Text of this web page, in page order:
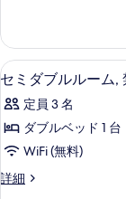
べ
て
の
写
真
を
表
細
喫
煙
可
(ダ
ブ
ル)
の
ル
ー
ム,
煙
可
ブ
ル)
の
セ
ミ
ダ
ブ
ル
2
セミダブルルーム
定員 3 名
ダブルベッド 1 台
WiFi (無料)
詳細
セ